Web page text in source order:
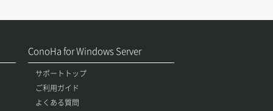
ConoHa for Windows Server
サポートトップ
ご利用ガイド
よくある質問